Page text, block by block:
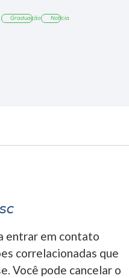
Graduação Notícia
entrar em contato
correlacionadas que
Você pode cancelar o